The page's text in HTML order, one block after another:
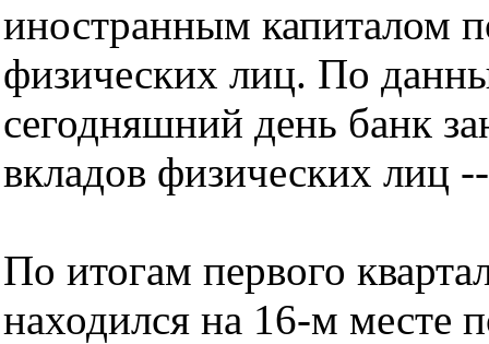
иностранным капиталом
физических лиц. По
сегодняшний день банк
вкладов физических лиц
По итогам первого
находился на 16-м месте